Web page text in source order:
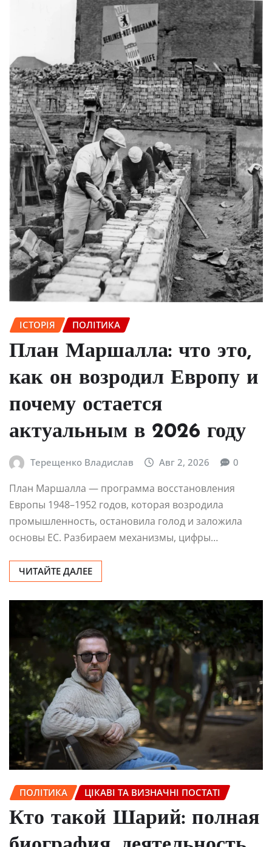
ІСТОРІЯ ПОЛІТИКА
План Маршалла: что это,
как он возродил Европу и
почему остается
актуальным в 2026 году
Терещенко Владислав Авг 2, 2026 0
План Маршалла — программа восстановления
Европы 1948–1952 годов, которая возродила
промышленность, остановила голод и заложила
основы ЕС. Разбираем механизмы, цифры…
ЧИТАЙТЕ ДАЛЕЕ
ПОЛІТИКА ЦІКАВІ ТА ВИЗНАЧНІ ПОСТАТІ
Кто такой Шарий: полная